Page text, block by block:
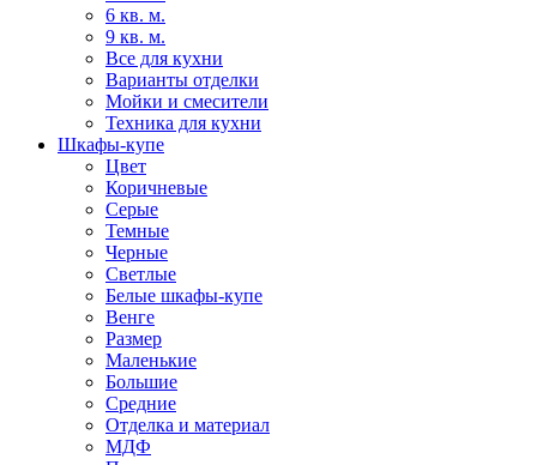
6 кв. м.
9 кв. м.
Все для кухни
Варианты отделки
Мойки и смесители
Техника для кухни
Шкафы-купе
Цвет
Коричневые
Серые
Темные
Черные
Светлые
Белые шкафы-купе
Венге
Размер
Маленькие
Большие
Средние
Отделка и материал
МДФ